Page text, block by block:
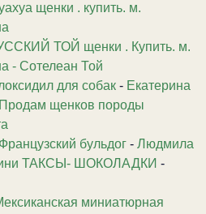
щенки . купить. м.
ТОЙ щенки . Купить. м.
- Сотелеан Той
для собак - Екатерина
Продам щенков породы
Французский бульдог - Людмила
ТАКСЫ- ШОКОЛАДКИ -
миниатюрная